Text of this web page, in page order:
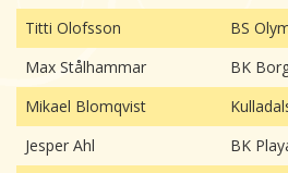
Titti Olofsson
BS
Max Stålhammar
BK
Mikael Blomqvist
Jesper Ahl
BK